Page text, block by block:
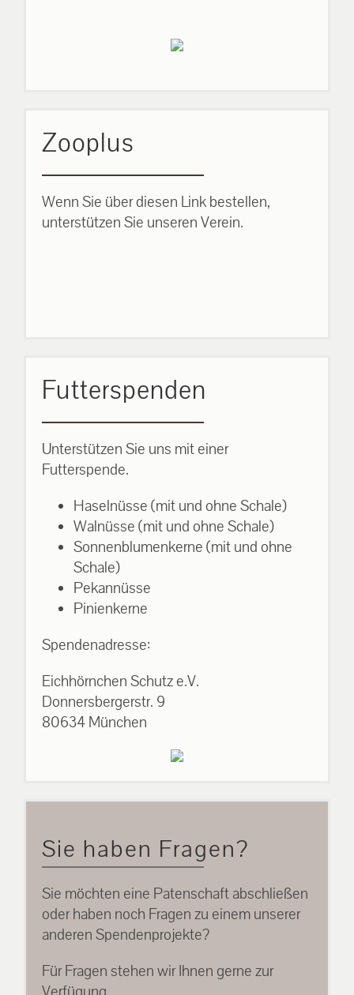
Zooplus
Wenn Sie über diesen Link bestellen,
unterstützen Sie unseren Verein.
Futterspenden
Unterstützen Sie uns mit einer
Futterspende.
Haselnüsse (mit und ohne Schale)
Walnüsse (mit und ohne Schale)
Sonnenblumenkerne (mit und ohne
Schale)
Pekannüsse
Pinienkerne
Spendenadresse:
Eichhörnchen Schutz e.V.
Donnersbergerstr. 9
80634 München
Sie haben Fragen?
Sie möchten eine Patenschaft abschließen
oder haben noch Fragen zu einem unserer
anderen Spendenprojekte?
Für Fragen stehen wir Ihnen gerne zur